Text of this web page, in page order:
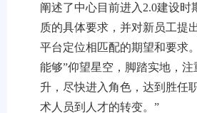
阐述了中心目前进入2.0建设时
质的具体要求，并对新员工提
平台定位相匹配的期望和要求
能够”仰望星空，脚踏实地，注
升，尽快进入角色，达到胜任
术人员到人才的转变。 ”